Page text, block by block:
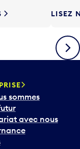
LISEZ
sommes
avec nous